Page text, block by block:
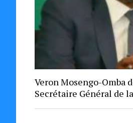
Veron Mosengo-Omba
Secrétaire Général de